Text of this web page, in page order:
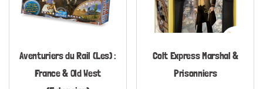
Aventuriers du Rail (Les) :
France & Old West
Colt Express Marshal &
Prisonniers